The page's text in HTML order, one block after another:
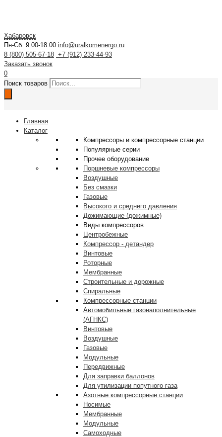
Хабаровск
Пн-Сб: 9:00-18:00 info@uralkomenergo.ru
8 (800) 505-67-18 +7 (912) 233-44-93
Заказать звонок
0
Поиск товаров
Главная
Каталог
Компрессоры и компрессорные станции
Популярные серии
Прочее оборудование
Поршневые компрессоры
Воздушные
Без смазки
Газовые
Высокого и среднего давления
Дожимающие (дожимные)
Виды компрессоров
Центробежные
Компрессор - детандер
Винтовые
Роторные
Мембранные
Строительные и дорожные
Спиральные
Компрессорные станции
Автомобильные газонаполнительные
(АГНКС)
Винтовые
Воздушные
Газовые
Модульные
Передвижные
Для заправки баллонов
Для утилизации попутного газа
Азотные компрессорные станции
Носимые
Мембранные
Модульные
Самоходные